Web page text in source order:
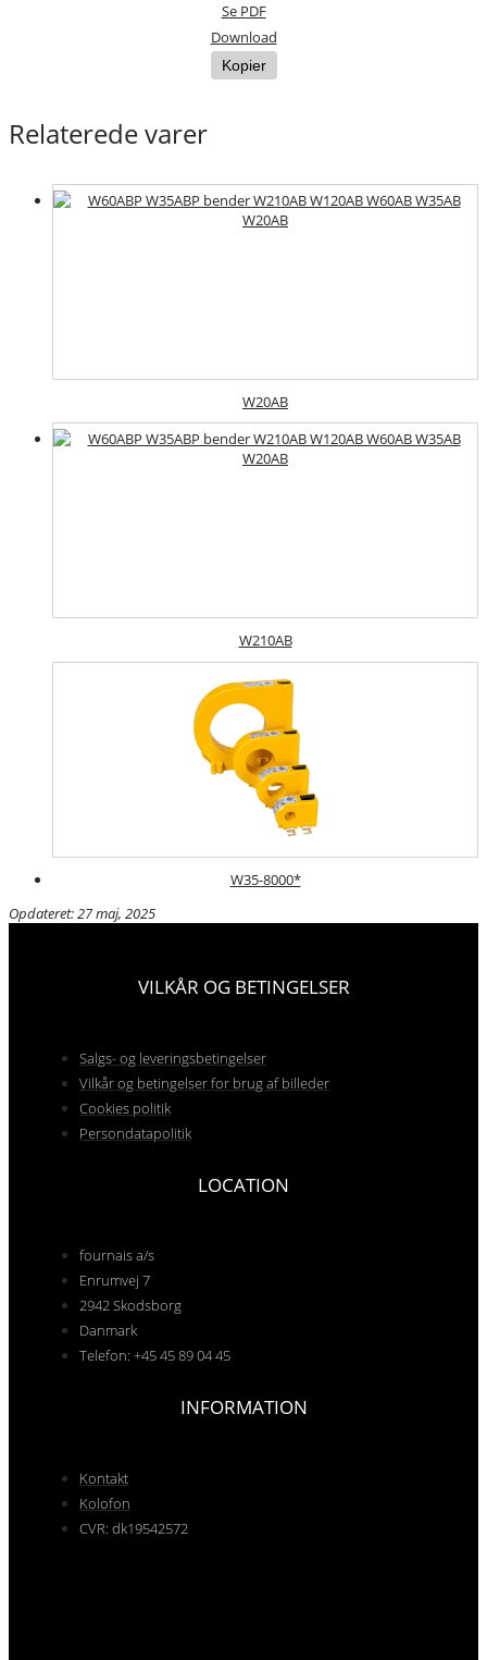
Se PDF
Download
Kopier
Relaterede varer
W20AB
W210AB
W35-8000*
Opdateret: 27 maj, 2025
VILKÅR OG BETINGELSER
Salgs- og leveringsbetingelser
Vilkår og betingelser for brug af billeder
Cookies politik
Persondatapolitik
LOCATION
fournais a/s
Enrumvej 7
2942 Skodsborg
Danmark
Telefon: +45 45 89 04 45
INFORMATION
Kontakt
Kolofon
CVR: dk19542572